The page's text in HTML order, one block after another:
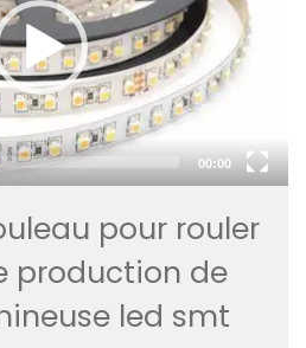
00:00
pour rouler
production de
led smt